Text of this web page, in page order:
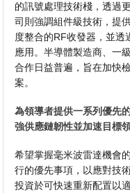
的訊號處理技術棧，透過
司則強調組件級技術，提
度整合的RF收發器，並透
應用。半導體製造商、一
合作日益普遍，旨在加快
案。
為領導者提供一系列優先
強供應鏈韌性並加速目標
希望掌握毫米波雷達機會
行的優先事項，以應對技
投資於可快速重新配置以